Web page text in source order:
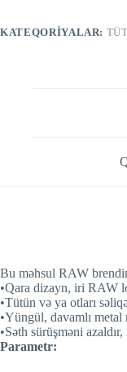
KATEQORIYALAR:
Bu məhsul RAW
•Qara dizayn, iri RAW
•Tütün və ya otları
•Yüngül, davamlı metal
•Səth sürüşməni
Parametr: